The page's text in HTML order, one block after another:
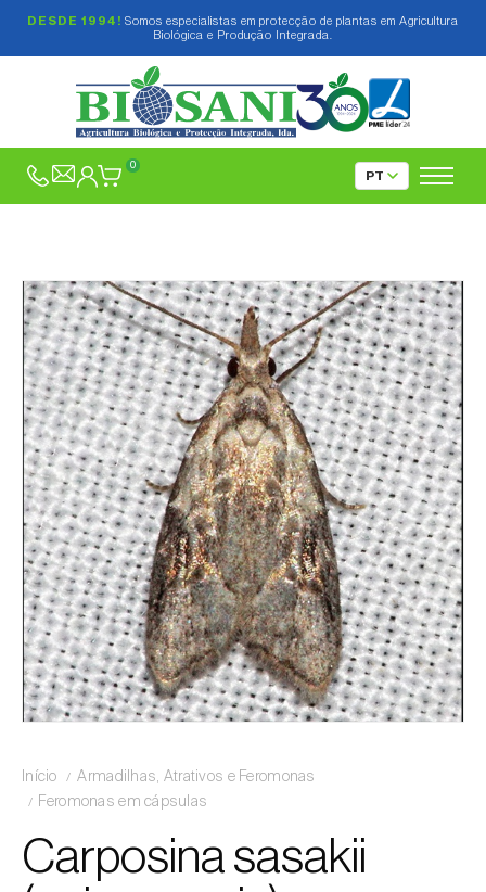
DESDE 1994! Somos especialistas em protecção de plantas em Agricultura
Biológica e Produção Integrada.
0
Início
Armadilhas, Atrativos e Feromonas
Feromonas em cápsulas
Carposina sasakii